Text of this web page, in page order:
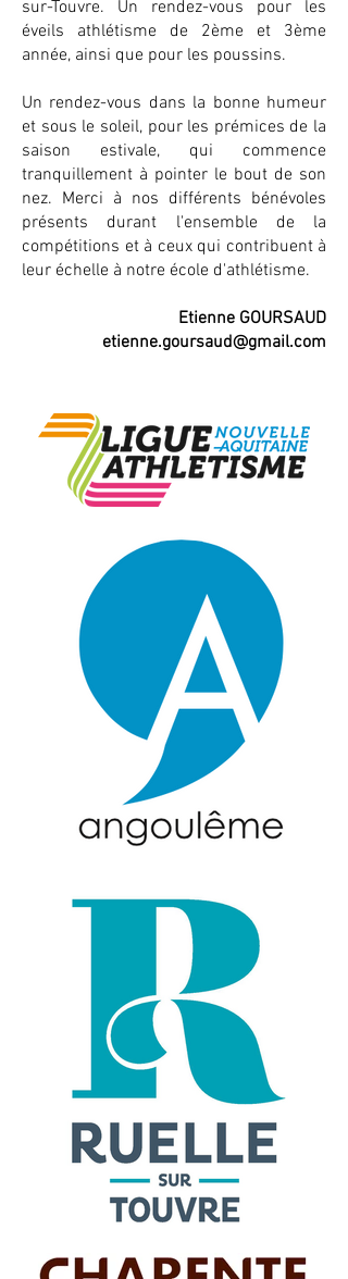
sur-Touvre. Un rendez-vous pour les
éveils athlétisme de 2ème et 3ème
année, ainsi que pour les poussins.
Un rendez-vous dans la bonne humeur
et sous le soleil, pour les prémices de la
saison estivale, qui commence
tranquillement à pointer le bout de son
nez. Merci à nos différents bénévoles
présents durant l'ensemble de la
compétitions et à ceux qui contribuent à
leur échelle à notre école d'athlétisme.
Etienne GOURSAUD
etienne.goursaud@gmail.com